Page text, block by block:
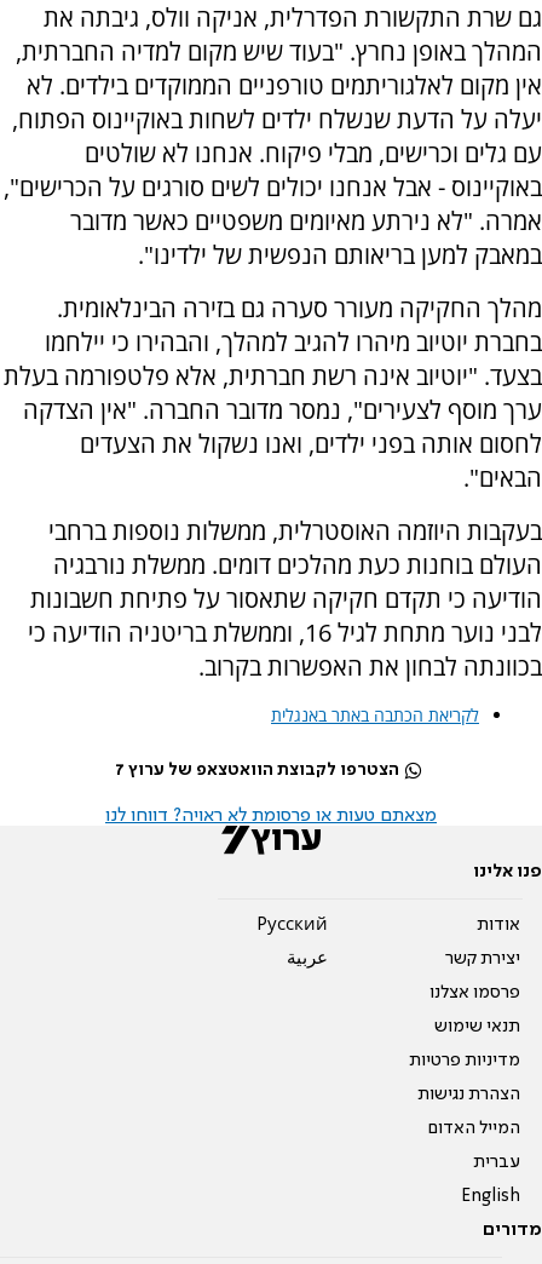
גם שרת התקשורת הפדרלית, אניקה וולס, גיבתה את
המהלך באופן נחרץ. "בעוד שיש מקום למדיה החברתית,
אין מקום לאלגוריתמים טורפניים הממוקדים בילדים. לא
יעלה על הדעת שנשלח ילדים לשחות באוקיינוס הפתוח,
עם גלים וכרישים, מבלי פיקוח. אנחנו לא שולטים
באוקיינוס - אבל אנחנו יכולים לשים סורגים על הכרישים",
אמרה. "לא נירתע מאיומים משפטיים כאשר מדובר
במאבק למען בריאותם הנפשית של ילדינו".
מהלך החקיקה מעורר סערה גם בזירה הבינלאומית.
בחברת יוטיוב מיהרו להגיב למהלך, והבהירו כי יילחמו
בצעד. "יוטיוב אינה רשת חברתית, אלא פלטפורמה בעלת
ערך מוסף לצעירים", נמסר מדובר החברה. "אין הצדקה
לחסום אותה בפני ילדים, ואנו נשקול את הצעדים
הבאים".
בעקבות היוזמה האוסטרלית, ממשלות נוספות ברחבי
העולם בוחנות כעת מהלכים דומים. ממשלת נורבגיה
הודיעה כי תקדם חקיקה שתאסור על פתיחת חשבונות
לבני נוער מתחת לגיל 16, וממשלת בריטניה הודיעה כי
בכוונתה לבחון את האפשרות בקרוב.
לקריאת הכתבה באתר באנגלית
הצטרפו לקבוצת הוואטצאפ של ערוץ 7
מצאתם טעות או פרסומת לא ראויה? דווחו לנו
פנו אלינו
אודות
יצירת קשר
פרסמו אצלנו
תנאי שימוש
מדיניות פרטיות
הצהרת נגישות
המייל האדום
עברית
English
Pусский
عربية
מדורים